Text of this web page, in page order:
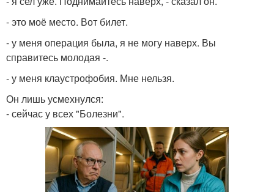
- это моё место. Вот билет.
- у меня операция была, я не могу наверх. Вы
справитесь молодая -.
- у меня клаустрофобия. Мне нельзя.
Он лишь усмехнулся:
- сейчас у всех "Болезни".